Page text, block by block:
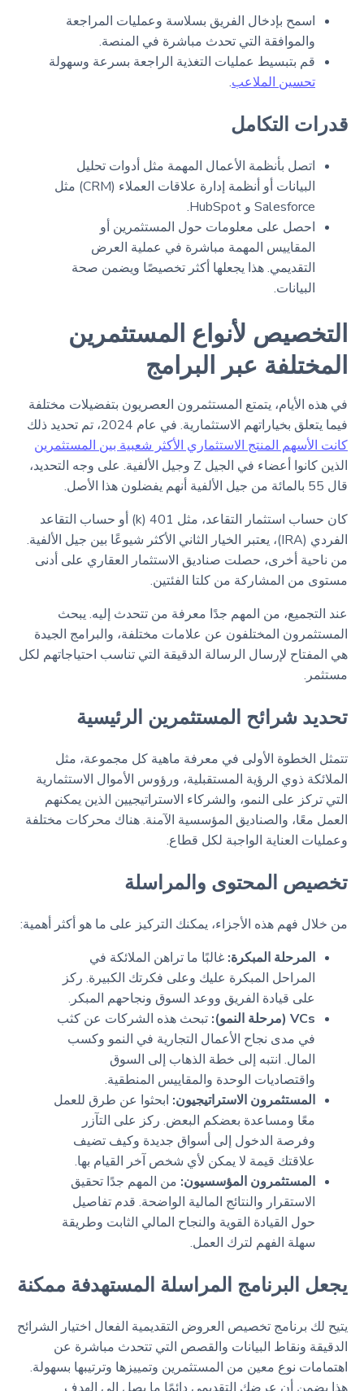
اسمح بإدخال الفريق بسلاسة وعمليات المراجعة
والموافقة التي تحدث مباشرة في المنصة.
قم بتبسيط عمليات التغذية الراجعة بسرعة وسهولة
تحسين الملاعب.
قدرات التكامل
اتصل بأنظمة الأعمال المهمة مثل أدوات تحليل
البيانات أو أنظمة إدارة علاقات العملاء (CRM) مثل
Salesforce و HubSpot.
احصل على معلومات حول المستثمرين أو
المقاييس المهمة مباشرة في عملية العرض
التقديمي. هذا يجعلها أكثر تخصيصًا ويضمن صحة
البيانات.
التخصيص لأنواع المستثمرين
المختلفة عبر البرامج
في هذه الأيام، يتمتع المستثمرون العصريون بتفضيلات مختلفة
فيما يتعلق بخياراتهم الاستثمارية. في عام 2024، تم تحديد ذلك
كانت الأسهم المنتج الاستثماري الأكثر شعبية بين المستثمرين
الذين كانوا أعضاء في الجيل Z وجيل الألفية. على وجه التحديد،
قال 55 بالمائة من جيل الألفية أنهم يفضلون هذا الأصل.
كان حساب استثمار التقاعد، مثل 401 (k) أو حساب التقاعد
الفردي (IRA)، يعتبر الخيار الثاني الأكثر شيوعًا بين جيل الألفية.
من ناحية أخرى، حصلت صناديق الاستثمار العقاري على أدنى
مستوى من المشاركة من كلتا الفئتين.
عند التجميع، من المهم جدًا معرفة من تتحدث إليه. يبحث
المستثمرون المختلفون عن علامات مختلفة، والبرامج الجيدة
هي المفتاح لإرسال الرسالة الدقيقة التي تناسب احتياجاتهم لكل
مستثمر.
تحديد شرائح المستثمرين الرئيسية
تتمثل الخطوة الأولى في معرفة ماهية كل مجموعة، مثل
الملائكة ذوي الرؤية المستقبلية، ورؤوس الأموال الاستثمارية
التي تركز على النمو، والشركاء الاستراتيجيين الذين يمكنهم
العمل معًا، والصناديق المؤسسية الآمنة. هناك محركات مختلفة
وعمليات العناية الواجبة لكل قطاع.
تخصيص المحتوى والمراسلة
من خلال فهم هذه الأجزاء، يمكنك التركيز على ما هو أكثر أهمية:
المرحلة المبكرة: غالبًا ما تراهن الملائكة في
المراحل المبكرة عليك وعلى فكرتك الكبيرة. ركز
على قيادة الفريق ووعد السوق ونجاحهم المبكر.
VCs (مرحلة النمو):
تبحث هذه الشركات عن كثب
في مدى نجاح الأعمال التجارية في النمو وكسب
المال. انتبه إلى خطة الذهاب إلى السوق
واقتصاديات الوحدة والمقاييس المنطقية.
المستثمرون الاستراتيجيون: ابحثوا عن طرق للعمل
معًا ومساعدة بعضكم البعض. ركز على التآزر
وفرصة الدخول إلى أسواق جديدة وكيف تضيف
علاقتك قيمة لا يمكن لأي شخص آخر القيام بها.
المستثمرون المؤسسيون: من المهم جدًا تحقيق
الاستقرار والنتائج المالية الواضحة. قدم تفاصيل
حول القيادة القوية والنجاح المالي الثابت وطريقة
سهلة الفهم لترك العمل.
يجعل البرنامج المراسلة المستهدفة ممكنة
يتيح لك برنامج تخصيص العروض التقديمية الفعال اختيار الشرائح
الدقيقة ونقاط البيانات والقصص التي تتحدث مباشرة عن
اهتمامات نوع معين من المستثمرين وتمييزها وترتيبها بسهولة.
هذا يضمن أن عرضك التقديمي دائمًا ما يصل إلى الهدف.